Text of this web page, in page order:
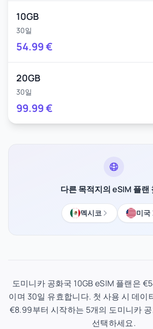
10GB
30일
54.99€
20GB
30일
99.99€
다른 목적지의 eSIM 플랜
멕시코 미국
도미니카 공화국 10GB eSIM 플랜은
이며 30일 유효합니다. 첫 사용 시 데이
€8.99부터 시작하는 5개의 도미니카
선택하세요.